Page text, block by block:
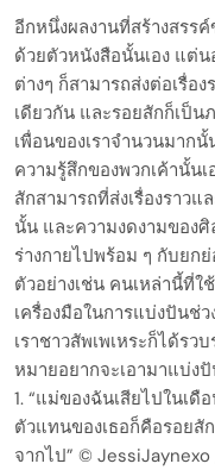
อีกหนึ่งผลงานที่สร้างสรร
ด้วยตัวหนังสือนั้นเอง แต่
ต่างๆ ก็สามารถส่งต่อเรื่อ
เดียวกัน และรอยสักก็เป็น
เพื่อนของเราจำนวนมาก
ความรู้สึกของพวกเค้านั้น
สักสามารถที่ส่งเรื่องราว
นั้น และความงดงามของ
ร่างกายไปพร้อม ๆ กับยก
ตัวอย่างเช่น คนเหล่านี้ที่
เครื่องมือในการแบ่งปันช่
เราชาวสัพเพเหระก็ได้รว
หมายอยากจะเอามาแบ่ง
1. “แม่ของฉันเสียไปในเดื
ตัวแทนของเธอก็คือรอยสั
จากไป” ©